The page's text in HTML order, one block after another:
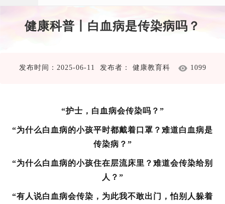
健康科普丨白血病是传染病吗？
发布时间：2025-06-11 发布者： 健康教育科 1099
“护士，白血病会传染吗？”
“为什么白血病的小孩平时都戴着口罩？难道白血病是
传染病？”
“为什么白血病的小孩住在层流床里？难道会传染给别
人？”
“有人说白血病会传染，为此我不敢出门，怕别人躲着